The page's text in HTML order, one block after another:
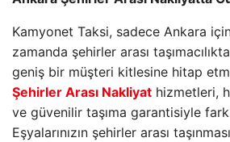
Kamyonet Taksi, sadece Ankara
zamanda şehirler arası
geniş bir müşteri kitlesine hitap
Şehirler Arası Nakliyat hizmetleri,
ve güvenilir taşıma garantisiyle fark
Eşyalarınızın şehirler arası